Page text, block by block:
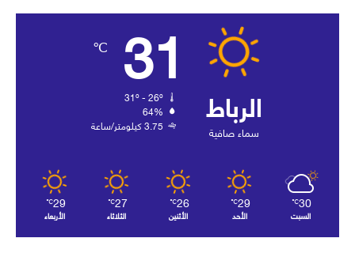
الرباط
سماء صافية
31
℃
64%
3.75 كيلومتر/ساعة
30
℃
السبت
29
℃
الأحد
26
℃
الأثنين
27
℃
الثلاثاء
29
℃
الأربعاء